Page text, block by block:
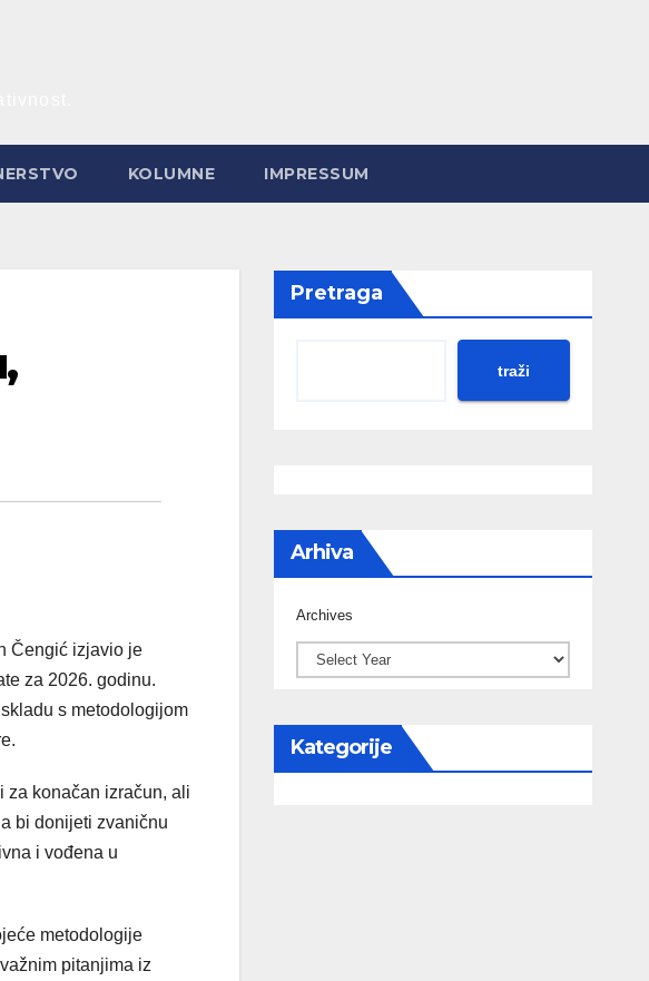
KOLUMNE IMPRESSUM
Čengić izjavio je
za 2026. godinu.
s metodologijom
konačan izračun, ali
bi donijeti zvaničnu
i vođena u
metodologije
pitanjima iz
Pretraga
traži
Arhiva
Archives
Kategorije